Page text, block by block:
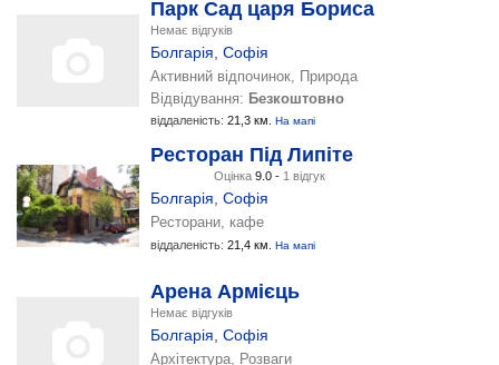
Парк Сад царя Бориса
Немає відгуків
Болгарія Софія
Активний відпочинок, Природа
Відвідування: Безкоштовно
віддаленість: 21,3 км. На мапі
Ресторан Під Липіте
Оцінка 9.0 - 1 відгук
Болгарія Софія
Ресторани, кафе
віддаленість: 21,4 км. На мапі
Арена Армієць
Немає відгуків
Болгарія Софія
Архітектура, Розваги